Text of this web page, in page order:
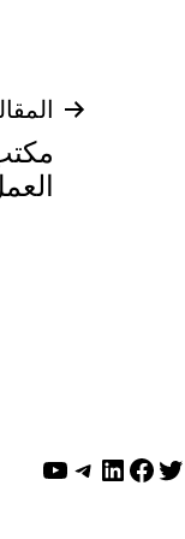
تويترفيسبوك
لينكد إن تيليجرام
يوتيوب